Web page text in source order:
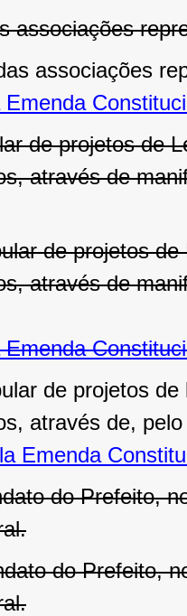
associações
associações
de projetos de
através de
de projetos
através de
de projetos
através de,
Emenda
do Prefeito,
do Prefeito,